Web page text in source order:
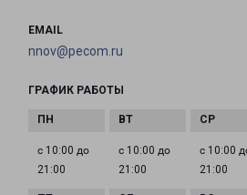
EMAIL
nnov@pecom.ru
ГРАФИК РАБОТЫ
с 10:00 до
21:00
с 10:00 до
21:00
с 10:00
21:00